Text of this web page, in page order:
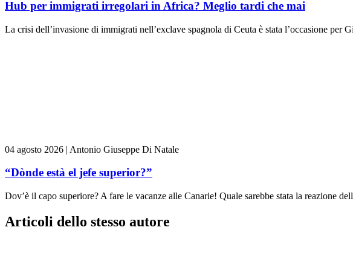
Hub per immigrati irregolari in Africa? Meglio tardi che mai
La crisi dell’invasione di immigrati nell’exclave spagnola di Ceuta è stata l’occasione per
04 agosto 2026 | Antonio Giuseppe Di Natale
“Dònde està el jefe superior?”
Dov’è il capo superiore? A fare le vacanze alle Canarie! Quale sarebbe stata la reazione
Articoli dello stesso autore